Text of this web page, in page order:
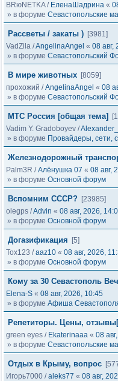
BRюNETKA/ ЕленаШадрина «
» в форуме Севастопольские
Рассветы / закаты ) [3981]
VadZila /AngelinaAngel « 08 авг,
» в форуме Севастопольский
В мире животных [8059]
прохожий /AngelinaAngel « 08
» в форуме Севастопольский
МТС Россия [общая тема]
Vadim Y. Gradoboyev /Alexander_
» в форуме Провайдеры, сети,
Железнодорожный
Palm3R /Алёнушка 07 « 08 авг,
» в форуме Основной форум
Вспомним СССР? [23985]
olegps /Advin « 08 авг, 2026,
» в форуме Основной форум
Догазификация
[5]
Tox123 /aaz10 « 08 авг, 2026,
» в форуме Основной форум
Кому за 30 Севастополь
Elena-S « 08 авг, 2026, 10:45
» в форуме Афиша
Репетиторы. Цены,
green eyes / Ekaterinaaa « 08
» в форуме Севастопольские
Отдых в Крыму, вопрос
Игорь7000 /aleks77 « 08 авг,